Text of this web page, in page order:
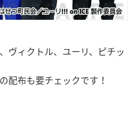
ヴィクトル、ユーリ、ピチッ
配布も要チェックです！